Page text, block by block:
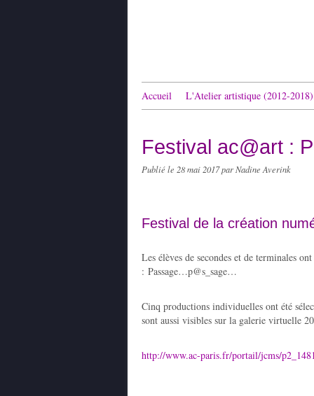
Accueil L'Atelier artistique (2012-2018)
Festival ac@art :
Publié le 28 mai 2017par Nadine Averink
Festival de la création
Les élèves de secondes et de terminales
: Passage…p@s_sage…
Cinq productions individuelles ont été
sont aussi visibles sur la galerie virtuelle
http://www.ac-paris.fr/portail/jcms/